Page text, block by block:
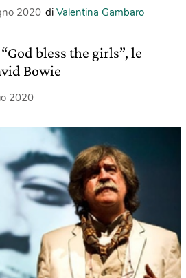
2020 di Valentina Gambaro
bless the girls”, le
Bowie
2020